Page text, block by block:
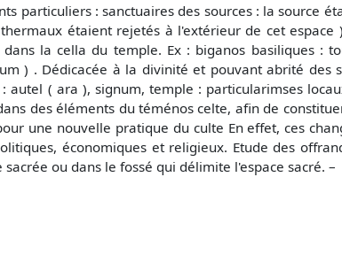
particuliers : sanctuaires des sources : la source
étaient rejetés à l'extérieur de cet
dans la cella du temple. Ex : biganos basiliques
) . Dédicacée à la divinité et pouvant abrité des
autel ( ara ), signum, temple : particularimses
des éléments du téménos celte, afin de
une nouvelle pratique du culte En effet, ces
économiques et religieux. Etude des
ou dans le fossé qui délimite l'espace sacré. –